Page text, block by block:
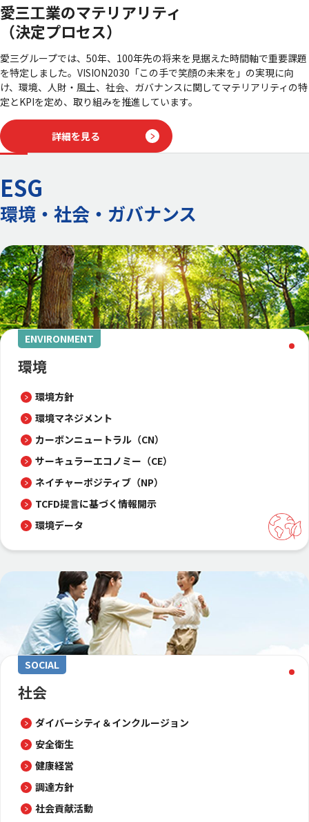
愛三工業のマテリアリティ
（決定プロセス）
愛三グループでは、50年、100年先の将来を見据えた時間軸で重要課題
を特定しました。VISION2030「この手で笑顔の未来を」の実現に向
け、環境、人財・風土、社会、ガバナンスに関してマテリアリティの特
定とKPIを定め、取り組みを推進しています。
詳細を見る
ESG
環境・社会・ガバナンス
ENVIRONMENT
環境
環境方針
環境マネジメント
カーボンニュートラル（CN）
サーキュラーエコノミー（CE）
ネイチャーポジティブ（NP）
TCFD提言に基づく情報開示
環境データ
SOCIAL
社会
ダイバーシティ＆インクルージョン
安全衛生
健康経営
調達方針
社会貢献活動